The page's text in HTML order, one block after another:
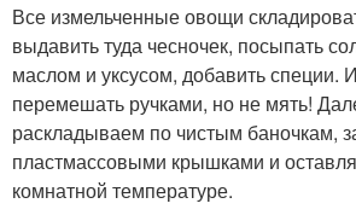
Все измельченные овощи
выдавить туда чесночек, посыпать
маслом и уксусом, добавить специи.
перемешать ручками, но не мять!
раскладываем по чистым баночкам,
пластмассовыми крышками и
комнатной температуре.